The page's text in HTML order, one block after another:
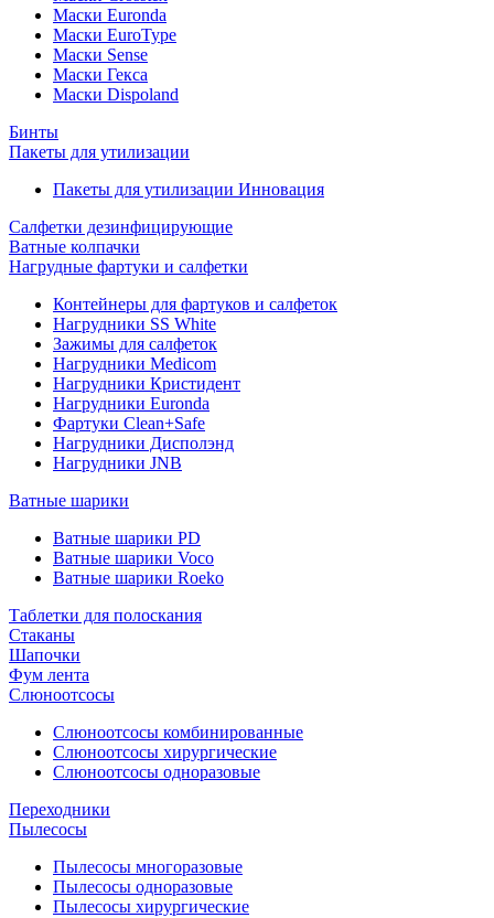
Маски Euronda
Маски EuroType
Маски Sense
Маски Гекса
Маски Dispoland
Бинты
Пакеты для утилизации
Пакеты для утилизации Инновация
Салфетки дезинфицирующие
Ватные колпачки
Нагрудные фартуки и салфетки
Контейнеры для фартуков и салфеток
Нагрудники SS White
Зажимы для салфеток
Нагрудники Medicom
Нагрудники Кристидент
Нагрудники Euronda
Фартуки Clean+Safe
Нагрудники Дисполэнд
Нагрудники JNB
Ватные шарики
Ватные шарики PD
Ватные шарики Voco
Ватные шарики Roeko
Таблетки для полоскания
Стаканы
Шапочки
Фум лента
Слюноотсосы
Слюноотсосы комбинированные
Слюноотсосы хирургические
Слюноотсосы одноразовые
Переходники
Пылесосы
Пылесосы многоразовые
Пылесосы одноразовые
Пылесосы хирургические